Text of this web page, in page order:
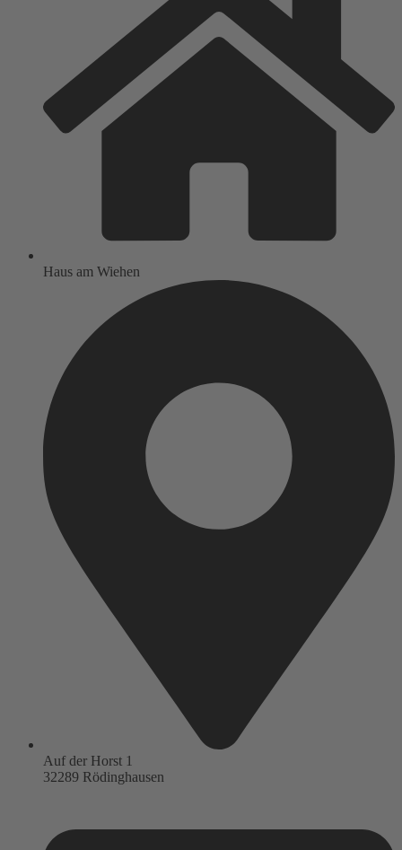
Haus am Wiehen
Auf der Horst 1
32289 Rödinghausen